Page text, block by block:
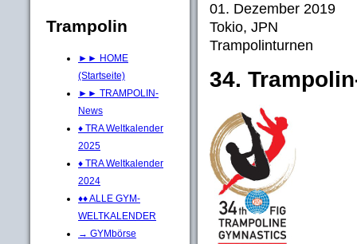
Trampolin
►► HOME
(Startseite)
►► TRAMPOLIN-
News
♦ TRA Weltkalender
2025
♦ TRA Weltkalender
2024
♦♦ ALLE GYM-
WELTKALENDER
→ GYMbörse
01. Dezember 2019
Tokio, JPN
Trampolinturnen
34.